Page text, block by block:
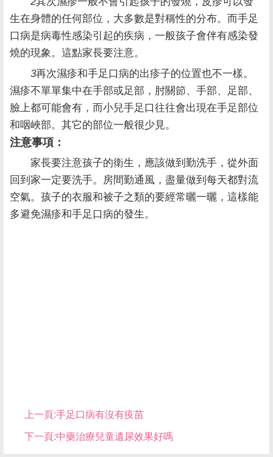
生在身體的任何部位，大多數是對稱性的分布。而手足
口病是病毒性感染引起的疾病，一般孩子會伴有感染發
燒的現象。這點家長要注意。
3再次濕疹和手足口病的出疹子的位置也不一樣。
濕疹不單單集中在手部或足部，肘關節、手部、足部、
臉上都可能會有，而小兒手足口往往會出現在手足部位
和咽峽部。其它的部位一般很少見。
注意事項：
家長要注意孩子的衛生，應該做到勤洗手，從外面
回到家一定要洗手。房間勤通風，盡量做到每天都對流
空氣。孩子的衣服和被子之類的要經常曬一曬，這樣能
多避免濕疹和手足口病的發生。
上一頁:手足口病有沒有疫苗
下一頁:中藥治療兒童遺尿效果好嗎